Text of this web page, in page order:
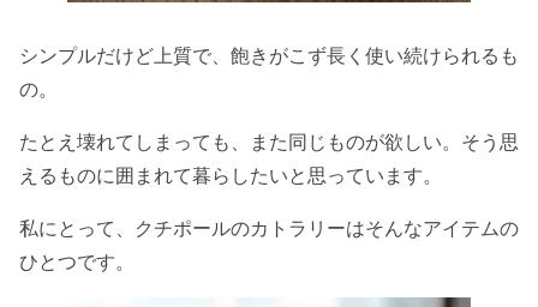
シンプルだけど上質で、飽きがこず長く使い続けられるも
の。
たとえ壊れてしまっても、また同じものが欲しい。そう思
えるものに囲まれて暮らしたいと思っています。
私にとって、クチポールのカトラリーはそんなアイテムの
ひとつです。